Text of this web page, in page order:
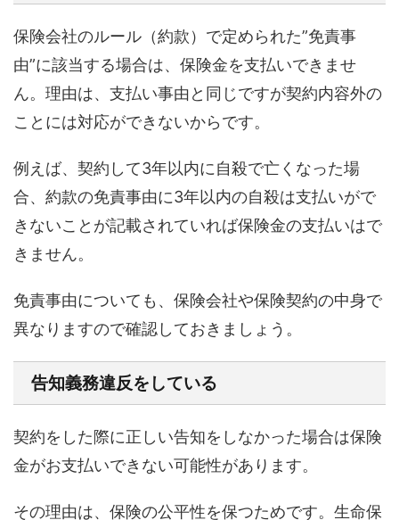
保険会社のルール（約款）で定められた”免責事
由”に該当する場合は、保険金を支払いできませ
ん。理由は、支払い事由と同じですが契約内容外の
ことには対応ができないからです。
例えば、契約して3年以内に自殺で亡くなった場
合、約款の免責事由に3年以内の自殺は支払いがで
きないことが記載されていれば保険金の支払いはで
きません。
免責事由についても、保険会社や保険契約の中身で
異なりますので確認しておきましょう。
告知義務違反をしている
契約をした際に正しい告知をしなかった場合は保険
金がお支払いできない可能性があります。
その理由は、保険の公平性を保つためです。生命保